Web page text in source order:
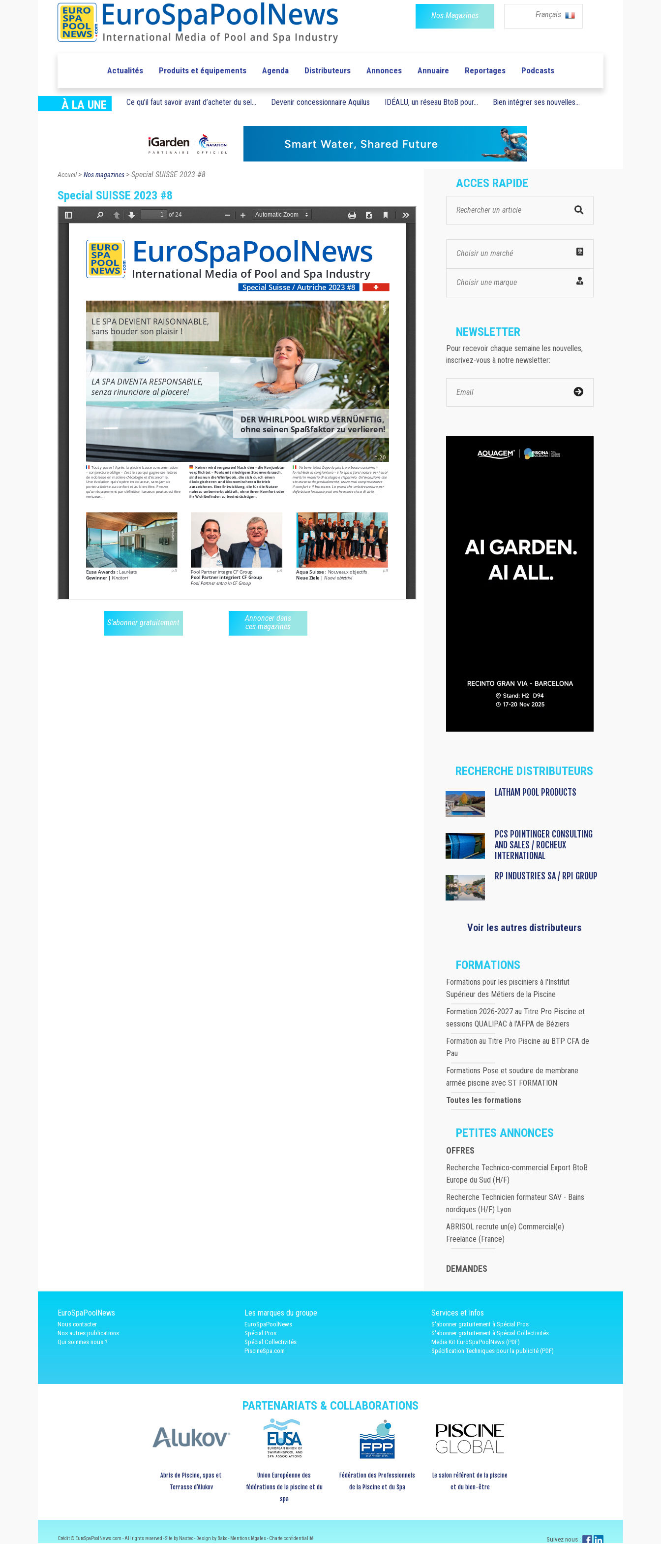
Nos Magazines Français
Actualités Produits et équipements Agenda Distributeurs Annonces Annuaire Reportages Podcasts
À LA UNE Ce qu’il faut savoir avant d’acheter du sel... Devenir concessionnaire Aquilus IDÉALU, un réseau BtoB pour... Bien intégrer ses nouvelles...
Accueil> Nos magazines> Special SUISSE 2023 #8
Special SUISSE 2023 #8
S'abonner gratuitement
Annoncer dans
ces magazines
ACCES RAPIDE
Choisir un marché
Choisir une marque
NEWSLETTER
Pour recevoir chaque semaine les nouvelles,
inscrivez-vous à notre newsletter:
RECHERCHE DISTRIBUTEURS
LATHAM POOL PRODUCTS
PCS POINTINGER CONSULTING
AND SALES / ROCHEUX
INTERNATIONAL
RP INDUSTRIES SA / RPI GROUP
Voir les autres distributeurs
FORMATIONS
Formations pour les pisciniers à l'Institut
Supérieur des Métiers de la Piscine
Formation 2026-2027 au Titre Pro Piscine et
sessions QUALIPAC à l'AFPA de Béziers
Formation au Titre Pro Piscine au BTP CFA de
Pau
Formations Pose et soudure de membrane
armée piscine avec ST FORMATION
Toutes les formations
PETITES ANNONCES
OFFRES
Recherche Technico-commercial Export BtoB
Europe du Sud (H/F)
Recherche Technicien formateur SAV - Bains
nordiques (H/F) Lyon
ABRISOL recrute un(e) Commercial(e)
Freelance (France)
DEMANDES
EuroSpaPoolNews
Nous contacter
Nos autres publications
Qui sommes nous ?
Les marques du groupe
EuroSpaPoolNews
Spécial Pros
Spécial Collectivités
PiscineSpa.com
Services et Infos
S'abonner gratuitement à Spécial Pros
S'abonner gratuitement à Spécial Collectivités
Media Kit EuroSpaPoolNews (PDF)
Spécification Techniques pour la publicité (PDF)
PARTENARIATS & COLLABORATIONS
Abris de Piscine, spas et
Terrasse d’Alukov
Union Européenne des
fédérations de la piscine et du
spa
Fédération des Professionnels
de la Piscine et du Spa
Le salon référent de la piscine
et du bien-être
Crédit ® EuroSpaPoolNews.com - All rights reserved - Site by Nasteo - Design by Bako - Mentions légales-Charte confidentialité Suivez nous :